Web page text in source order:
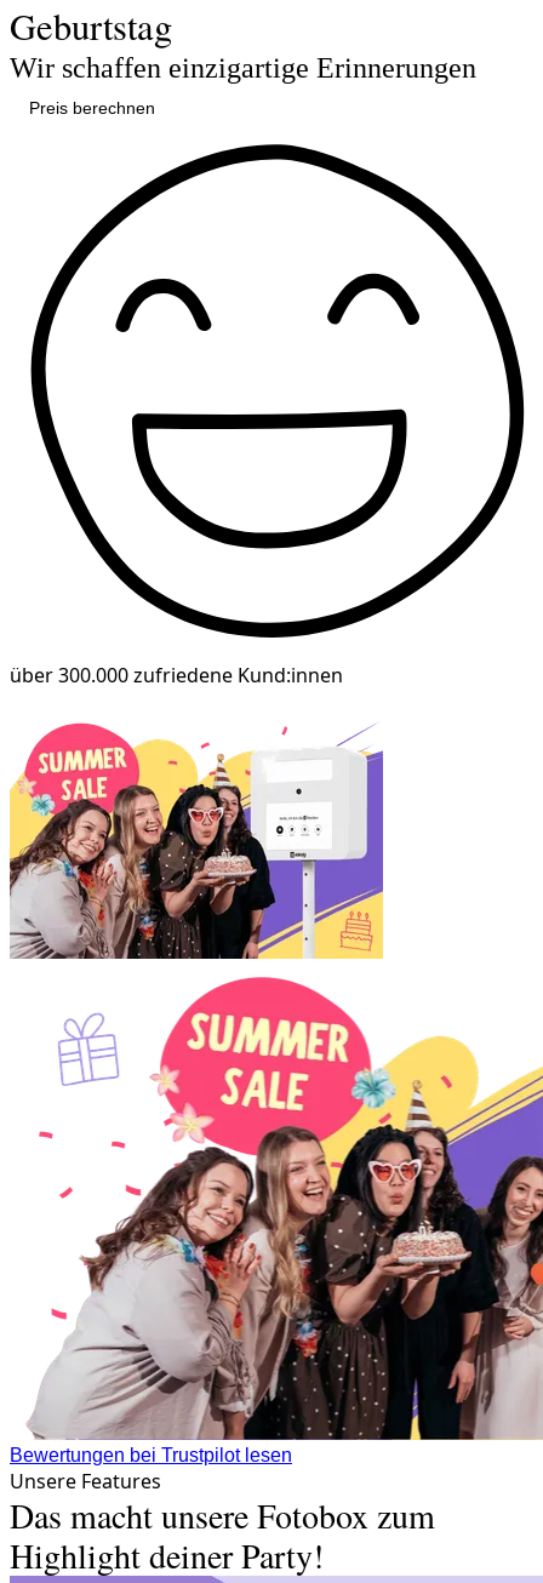
Geburtstag
Wir schaffen einzigartige Erinnerungen
Preis berechnen
über 300.000 zufriedene Kund:innen
Bewertungen bei Trustpilot lesen
Unsere Features
Das macht unsere Fotobox zum
Highlight deiner Party!